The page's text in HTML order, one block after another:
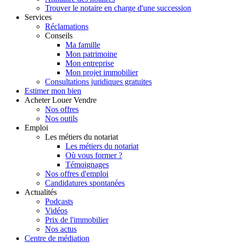
Trouver le notaire en charge d'une succession
Services
Réclamations
Conseils
Ma famille
Mon patrimoine
Mon entreprise
Mon projet immobilier
Consultations juridiques gratuites
Estimer mon bien
Acheter Louer Vendre
Nos offres
Nos outils
Emploi
Les métiers du notariat
Les métiers du notariat
Où vous former ?
Témoignages
Nos offres d'emploi
Candidatures spontanées
Actualités
Podcasts
Vidéos
Prix de l'immobilier
Nos actus
Centre de médiation